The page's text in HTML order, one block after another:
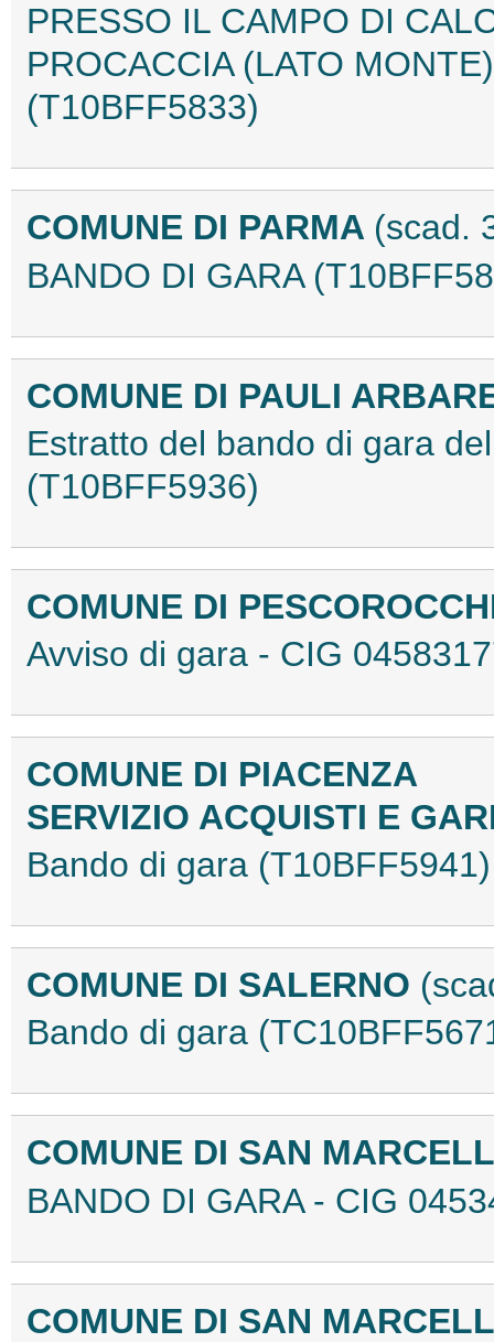
PRESSO IL CAMPO DI
PROCACCIA (LATO
(T10BFF5833)
COMUNE DI PARMA (scad.
BANDO DI GARA
COMUNE DI PAULI
Estratto del bando di gara
(T10BFF5936)
COMUNE DI
Avviso di gara - CIG
COMUNE DI PIACENZA
SERVIZIO ACQUISTI E
Bando di gara (T10BFF5941)
COMUNE DI SALERNO
Bando di gara
COMUNE DI SAN
BANDO DI GARA - CIG
COMUNE DI SAN